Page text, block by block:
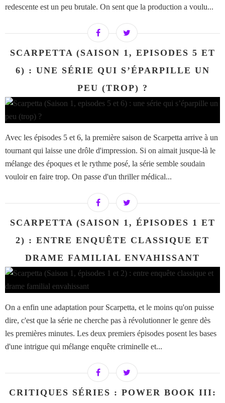
redescente est un peu brutale. On sent que la production a voulu...
SCARPETTA (SAISON 1, EPISODES 5 ET
6) : UNE SÉRIE QUI S’ÉPARPILLE UN
PEU (TROP) ?
Avec les épisodes 5 et 6, la première saison de Scarpetta arrive à un
tournant qui laisse une drôle d'impression. Si on aimait jusque-là le
mélange des époques et le rythme posé, la série semble soudain
vouloir en faire trop. On passe d'un thriller médical...
SCARPETTA (SAISON 1, ÉPISODES 1 ET
2) : ENTRE ENQUÊTE CLASSIQUE ET
DRAME FAMILIAL ENVAHISSANT
On a enfin une adaptation pour Scarpetta, et le moins qu'on puisse
dire, c'est que la série ne cherche pas à révolutionner le genre dès
les premières minutes. Les deux premiers épisodes posent les bases
d'une intrigue qui mélange enquête criminelle et...
CRITIQUES SÉRIES : POWER BOOK III: